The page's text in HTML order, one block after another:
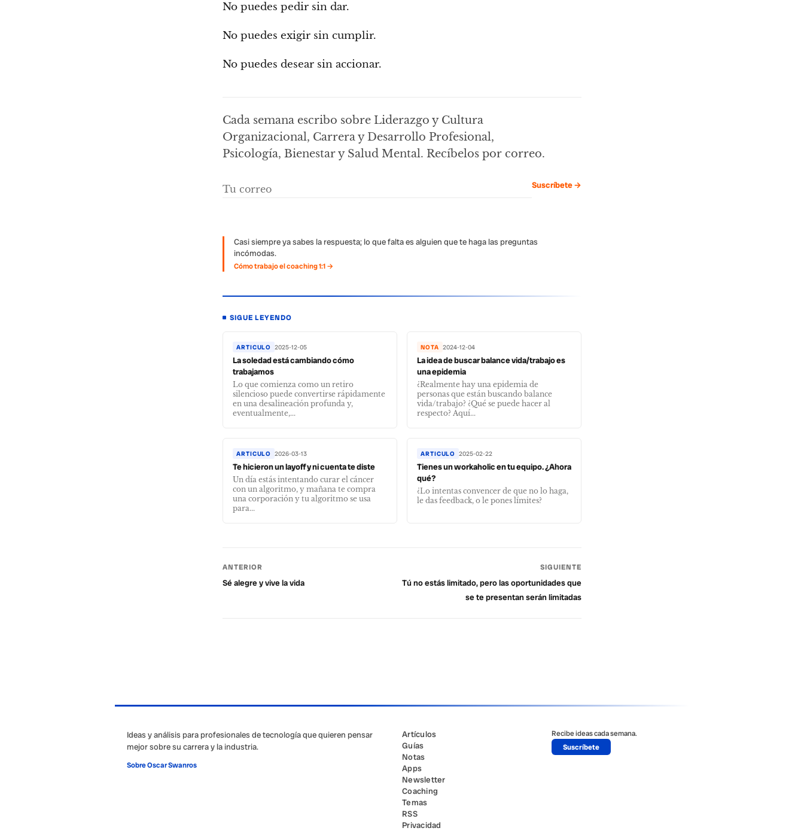
No puedes pedir sin dar.
No puedes exigir sin cumplir.
No puedes desear sin accionar.
Cada semana escribo sobre Liderazgo y Cultura
Organizacional, Carrera y Desarrollo Profesional,
Psicología, Bienestar y Salud Mental. Recíbelos por correo.
Suscríbete →
Casi siempre ya sabes la respuesta; lo que falta es alguien que te haga las preguntas
incómodas.
Cómo trabajo el coaching 1:1 →
SIGUE LEYENDO
ARTICULO 2025-12-05
La soledad está cambiando cómo
trabajamos
Lo que comienza como un retiro
silencioso puede convertirse rápidamente
en una desalineación profunda y,
eventualmente,...
NOTA 2024-12-04
La idea de buscar balance vida/trabajo es
una epidemia
¿Realmente hay una epidemia de
personas que están buscando balance
vida/trabajo? ¿Qué se puede hacer al
respecto? Aquí...
ARTICULO 2026-03-13
Te hicieron un layoff y ni cuenta te diste
Un día estás intentando curar el cáncer
con un algoritmo, y mañana te compra
una corporación y tu algoritmo se usa
para...
ARTICULO 2025-02-22
Tienes un workaholic en tu equipo. ¿Ahora
qué?
¿Lo intentas convencer de que no lo haga,
le das feedback, o le pones límites?
ANTERIOR
Sé alegre y vive la vida
SIGUIENTE
Tú no estás limitado, pero las oportunidades que
se te presentan serán limitadas
Ideas y análisis para profesionales de tecnología que quieren pensar
mejor sobre su carrera y la industria.
Sobre Oscar Swanros
Artículos
Guías
Notas
Apps
Newsletter
Coaching
Temas
RSS
Privacidad
Recibe ideas cada semana.
Suscríbete